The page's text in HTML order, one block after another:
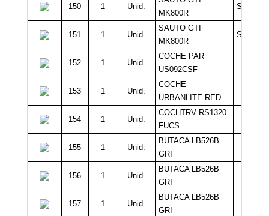
150 1 Unid.
MK800R
Sin
151 1 Unid.
SAUTO GTI
MK800R
Sin
152 1 Unid.
COCHE PAR
US092CSF
153 1 Unid.
COCHE
URBANLITE RED
154 1 Unid.
COCHTRV RS1320
FUCS
155 1 Unid.
BUTACA LB526B
GRI
156 1 Unid.
BUTACA LB526B
GRI
157 1 Unid.
BUTACA LB526B
GRI